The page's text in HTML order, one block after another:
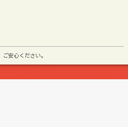
安心ください。